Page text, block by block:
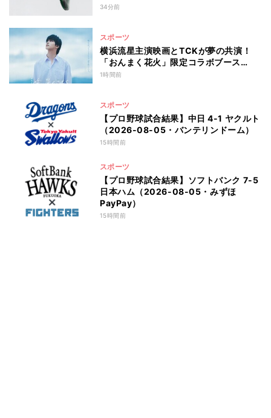
34分前
スポーツ
横浜流星主演映画とTCKが夢の共演！
「おんまく花火」限定コラボブース…
1時間前
スポーツ
【プロ野球試合結果】中日 4-1 ヤクルト
（2026-08-05・バンテリンドーム）
15時間前
スポーツ
【プロ野球試合結果】ソフトバンク 7-5
日本ハム（2026-08-05・みずほ
PayPay）
15時間前